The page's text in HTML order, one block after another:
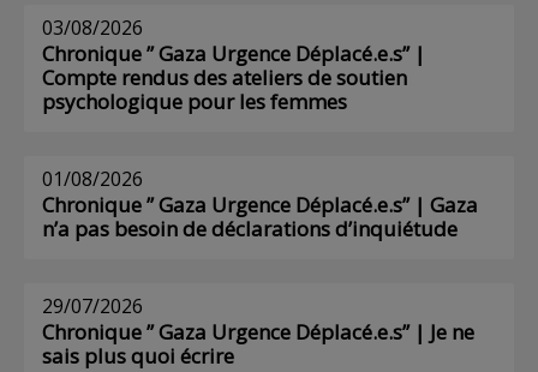
03/08/2026
Chronique ” Gaza Urgence Déplacé.e.s” |
Compte rendus des ateliers de soutien
psychologique pour les femmes
01/08/2026
Chronique ” Gaza Urgence Déplacé.e.s” | Gaza
n’a pas besoin de déclarations d’inquiétude
29/07/2026
Chronique ” Gaza Urgence Déplacé.e.s” | Je ne
sais plus quoi écrire